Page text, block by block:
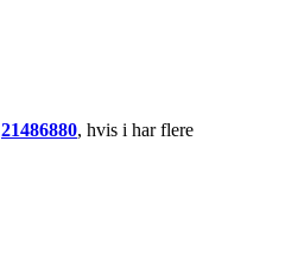
21486880, hvis i har flere